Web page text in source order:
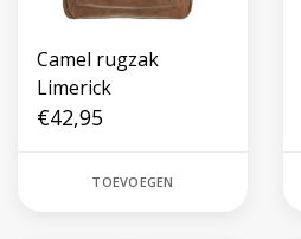
Camel rugzak
Limerick
€42,95
TOEVOEGEN